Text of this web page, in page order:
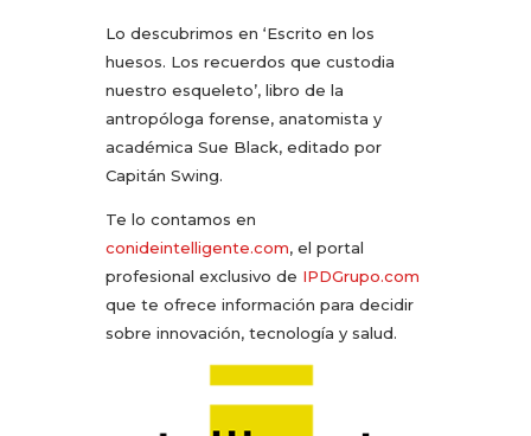
Lo descubrimos en ‘Escrito en los
huesos. Los recuerdos que custodia
nuestro esqueleto’, libro de la
antropóloga forense, anatomista y
académica Sue Black, editado por
Capitán Swing.
Te lo contamos en
conideintelligente.com, el portal
profesional exclusivo de IPDGrupo.com
que te ofrece información para decidir
sobre innovación, tecnología y salud.